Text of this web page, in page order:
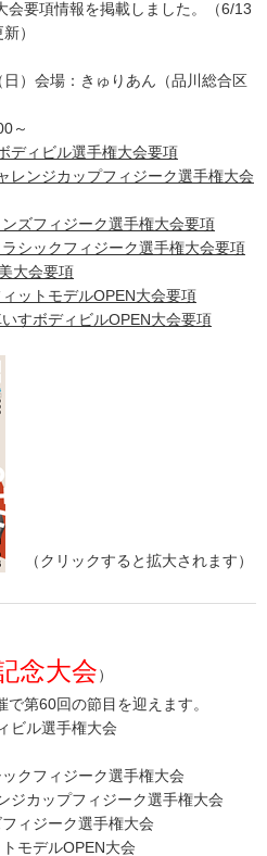
要項情報を掲載しました。（6/13
）
会場：きゅりあん（品川総合区
～
ディビル選手権大会要項
レンジカップフィジーク選手権大会
ズフィジーク選手権大会要項
シックフィジーク選手権大会要項
大会要項
ットモデルOPEN大会要項
すボディビルOPEN大会要項
（クリックすると拡大されます）
念大会）
第60回の節目を迎えます。
ル選手権大会
フィジーク選手権大会
カップフィジーク選手権大会
ィジーク選手権大会
モデルOPEN大会